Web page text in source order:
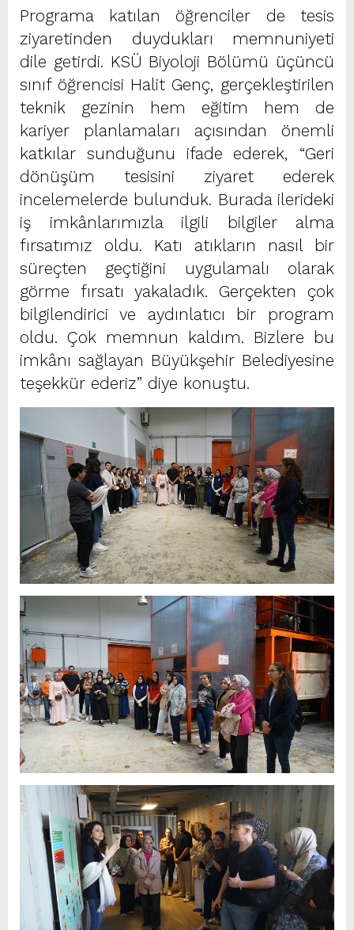
Programa katılan öğrenciler de tesis
ziyaretinden duydukları memnuniyeti
dile getirdi. KSÜ Biyoloji Bölümü üçüncü
sınıf öğrencisi Halit Genç, gerçekleştirilen
teknik gezinin hem eğitim hem de
kariyer planlamaları açısından önemli
katkılar sunduğunu ifade ederek, “Geri
dönüşüm tesisini ziyaret ederek
incelemelerde bulunduk. Burada ilerideki
iş imkânlarımızla ilgili bilgiler alma
fırsatımız oldu. Katı atıkların nasıl bir
süreçten geçtiğini uygulamalı olarak
görme fırsatı yakaladık. Gerçekten çok
bilgilendirici ve aydınlatıcı bir program
oldu. Çok memnun kaldım. Bizlere bu
imkânı sağlayan Büyükşehir Belediyesine
teşekkür ederiz” diye konuştu.